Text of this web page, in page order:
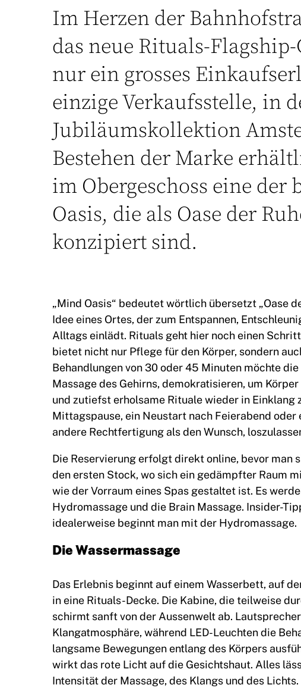
Im Herzen der
das neue Rituals-
nur ein grosses
einzige Verkaufsstelle, in
Jubiläumskollektion
Bestehen der Marke
im Obergeschoss eine
Oasis, die als Oase der
konzipiert sind.
„Mind Oasis“ bedeutet wörtlich übersetzt „Oase
Idee eines Ortes, der zum Entspannen,
Alltags einlädt. Rituals geht hier noch einen
bietet nicht nur Pflege für den Körper, sondern
Behandlungen von 30 oder 45 Minuten möchte
Massage des Gehirns, demokratisieren, um
und zutiefst erholsame Rituale wieder in Einklang
Mittagspause, ein Neustart nach Feierabend
andere Rechtfertigung als den Wunsch,
Die Reservierung erfolgt direkt online, bevor man
den ersten Stock, wo sich ein gedämpfter Raum
wie der Vorraum eines Spas gestaltet ist. Es
Hydromassage und die Brain Massage. Insider-
idealerweise beginnt man mit der Hydromassage.
Die Wassermassage
Das Erlebnis beginnt auf einem Wasserbett, auf
in eine Rituals-Decke. Die Kabine, die teilweise
schirmt sanft von der Aussenwelt ab.
Klangatmosphäre, während LED-Leuchten die
langsame Bewegungen entlang des Körpers
wirkt das rote Licht auf die Gesichtshaut. Alles
Intensität der Massage, des Klangs und des